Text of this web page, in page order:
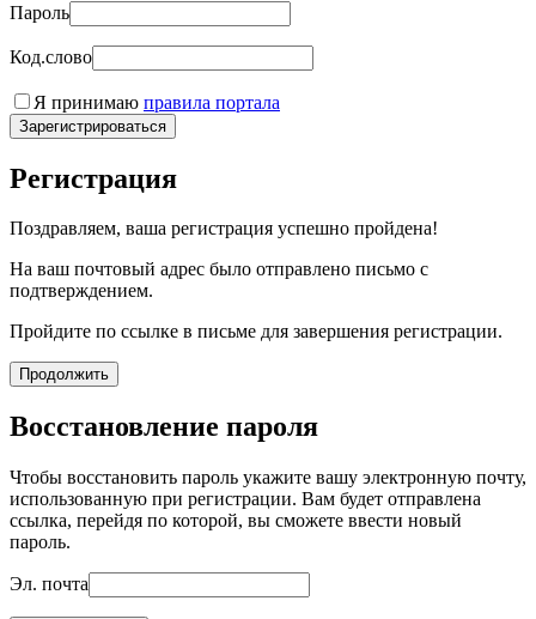
Пароль
Код.слово
Я принимаю правила портала
Зарегистрироваться
Регистрация
Поздравляем, ваша регистрация успешно пройдена!
На ваш почтовый адрес было отправлено письмо с
подтверждением.
Пройдите по ссылке в письме для завершения регистрации.
Продолжить
Восстановление пароля
Чтобы восстановить пароль укажите вашу электронную почту,
использованную при регистрации. Вам будет отправлена
ссылка, перейдя по которой, вы сможете ввести новый
пароль.
Эл. почта